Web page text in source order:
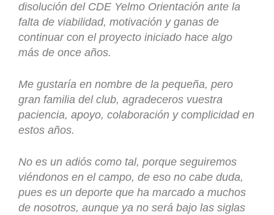
disolución del CDE Yelmo Orientación ante la
falta de viabilidad, motivación y ganas de
continuar con el proyecto iniciado hace algo
más de once años.
Me gustaría en nombre de la pequeña, pero
gran familia del club, agradeceros vuestra
paciencia, apoyo, colaboración y complicidad en
estos años.
No es un adiós como tal, porque seguiremos
viéndonos en el campo, de eso no cabe duda,
pues es un deporte que ha marcado a muchos
de nosotros, aunque ya no será bajo las siglas